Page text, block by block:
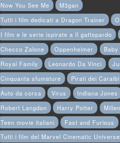
Now You See Me
M3gan
Tutti i film dedicati a Dragon Trainer
I film e le serie ispirate a Il gattopardo
Checco Zalone
Oppenheimer
Royal Family
Leonardo Da Vinci
Cinquanta sfumature
Pirati dei Caraibi
Auto da corsa
Virus Indiana Jones
Robert Langdon
Harry Potter
Teen movie italiani
Fast and Furious
Tutti i film del Marvel Cinematic Universe